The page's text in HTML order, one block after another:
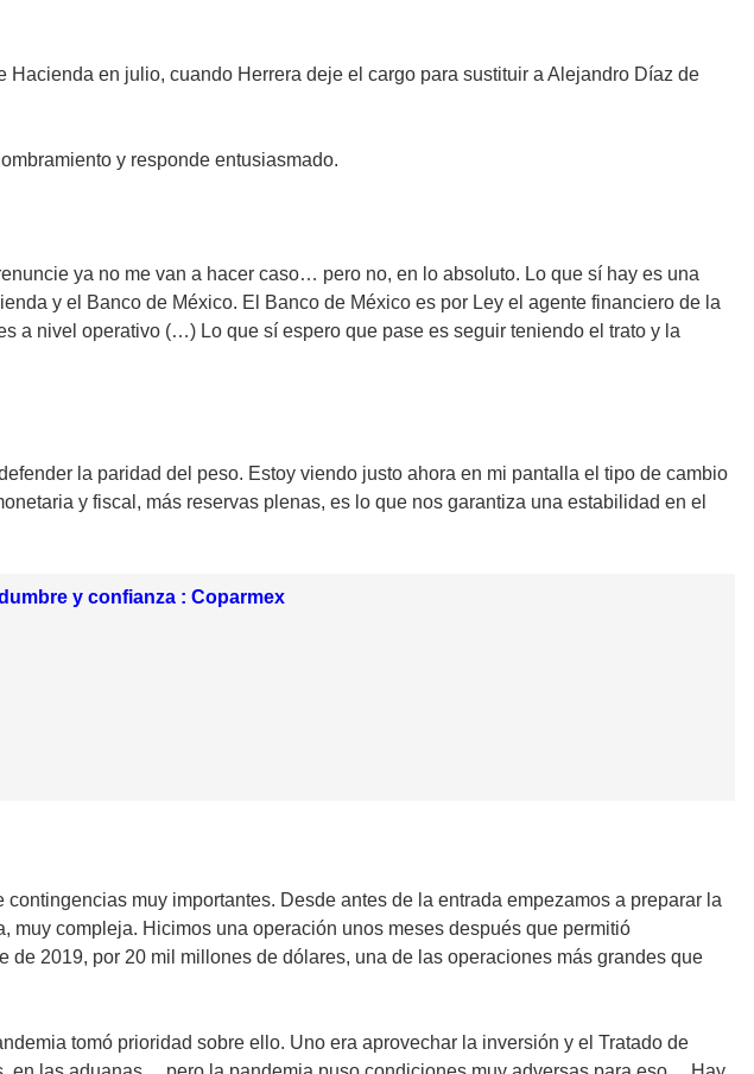
en julio, cuando Herrera deje el cargo para sustituir a Alejandro Díaz de
y responde entusiasmado.
ya no me van a hacer caso… pero no, en lo absoluto. Lo que sí hay es una
y el Banco de México. El Banco de México es por Ley el agente financiero de la
a nivel operativo (…) Lo que sí espero que pase es seguir teniendo el trato y la
la paridad del peso. Estoy viendo justo ahora en mi pantalla el tipo de cambio
y fiscal, más reservas plenas, es lo que nos garantiza una estabilidad en el
y confianza : Coparmex
muy importantes. Desde antes de la entrada empezamos a preparar la
muy compleja. Hicimos una operación unos meses después que permitió
2019, por 20 mil millones de dólares, una de las operaciones más grandes que
tomó prioridad sobre ello. Uno era aprovechar la inversión y el Tratado de